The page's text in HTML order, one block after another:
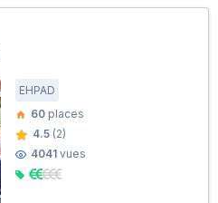
EHPAD
60 places
4.5 (2)
4041 vues